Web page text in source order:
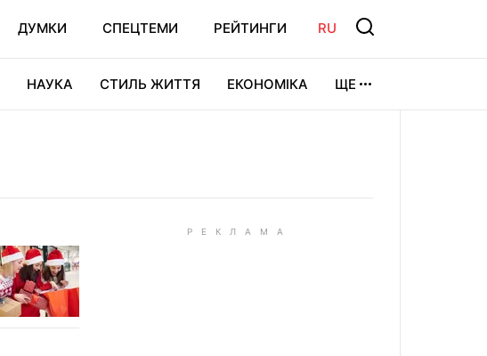
ДУМКИ СПЕЦТЕМИ РЕЙТИНГИ RU
НАУКА СТИЛЬ ЖИТТЯ ЕКОНОМІКА ЩЕ